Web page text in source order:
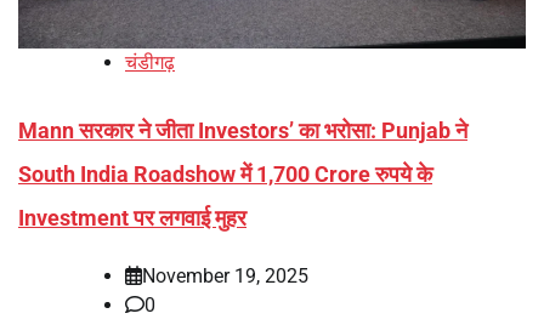
चंडीगढ़
Mann सरकार ने जीता Investors’ का भरोसा: Punjab ने
South India Roadshow में 1,700 Crore रुपये के
Investment पर लगवाई मुहर
November 19, 2025
0